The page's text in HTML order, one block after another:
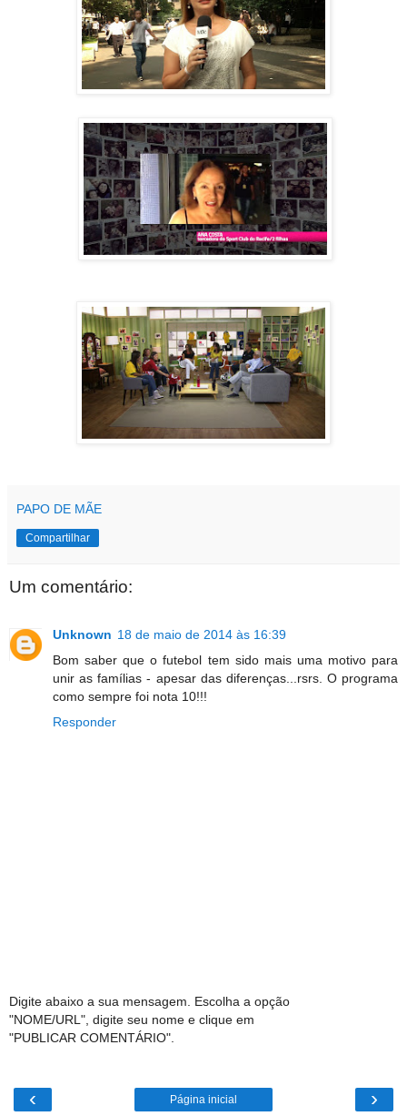
PAPO DE MÃE
Compartilhar
Um comentário:
Unknown 18 de maio de 2014 às 16:39
Bom saber que o futebol tem sido mais uma motivo para
unir as famílias - apesar das diferenças...rsrs. O programa
como sempre foi nota 10!!!
Responder
Digite abaixo a sua mensagem. Escolha a opção
"NOME/URL", digite seu nome e clique em
"PUBLICAR COMENTÁRIO".
‹ ›
Página inicial